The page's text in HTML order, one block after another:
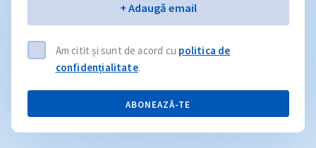
+ Adaugă email
Am citit și sunt de acord cu politica de
confidențialitate.
ABONEAZĂ-TE